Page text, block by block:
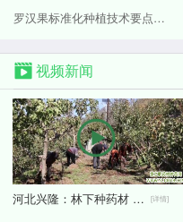
罗汉果标准化种植技术要点（附GAP要点）
视频新闻
河北兴隆：林下种药材 刨出好“钱”景 [详情]